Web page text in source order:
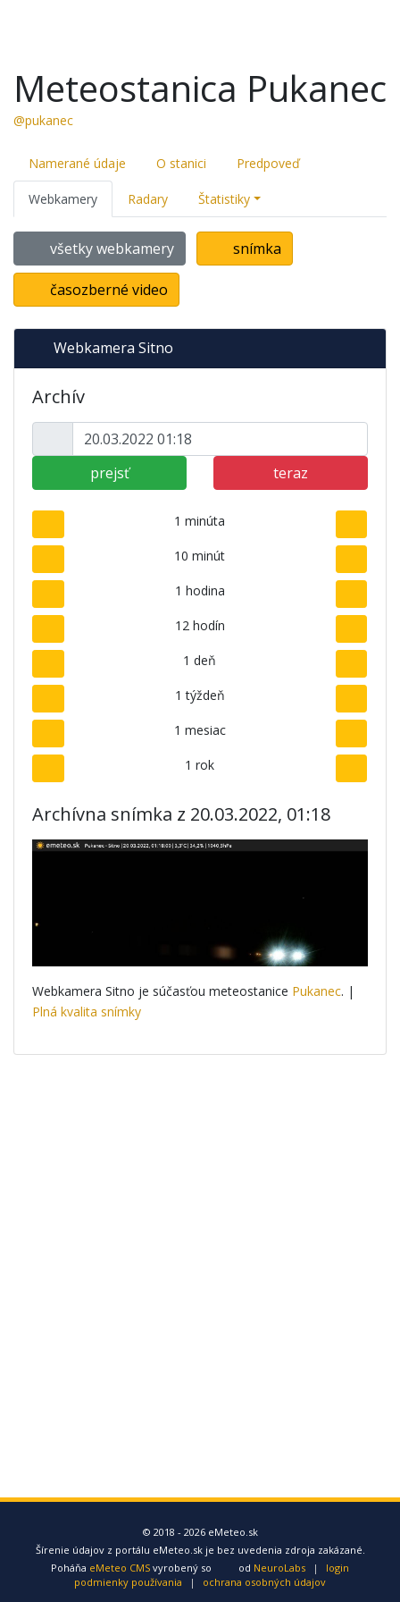
Meteostanica Pukanec
@pukanec
Namerané údaje O stanici Predpoveď
Webkamery Radary Štatistiky
všetky webkamery snímka
časozberné video
Webkamera Sitno
Archív
prejsť teraz
1 minúta
10 minút
1 hodina
12 hodín
1 deň
1 týždeň
1 mesiac
1 rok
Archívna snímka z 20.03.2022, 01:18
Webkamera Sitno je súčasťou meteostanice Pukanec. |
Plná kvalita snímky
© 2018 - 2026 eMeteo.sk
Šírenie údajov z portálu eMeteo.sk je bez uvedenia zdroja zakázané.
Poháňa eMeteo CMS vyrobený so od NeuroLabs |
login
podmienky používania
| ochrana osobných údajov